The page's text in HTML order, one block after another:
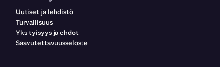
Uutiset ja lehdistö
Turvallisuus
Yksityisyys ja ehdot
Saavutettavuusseloste